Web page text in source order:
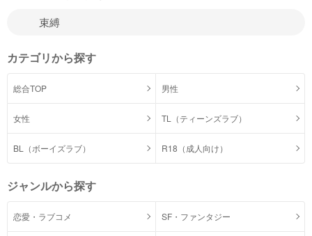
カテゴリから探す
総合TOP 男性
女性 TL（ティーンズラブ）
BL（ボーイズラブ） R18（成人向け）
ジャンルから探す
恋愛・ラブコメ SF・ファンタジー